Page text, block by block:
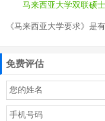
马来西亚大学双联硕士
《马来西亚大学要求》是
免费评估